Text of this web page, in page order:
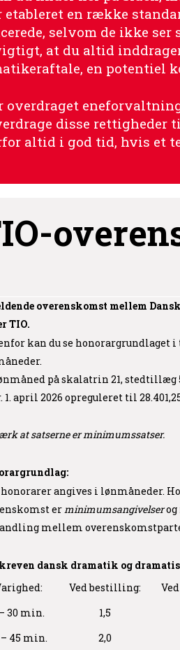
en række
selvom de ikke ser
at du altid
en potentiel
disse rettigheder
altid i god tid, hvis et
overenskomst mellem
TIO.
kan du se honorargrundlaget
på skalatrin 21, stedtillæg
1. april 2026 opreguleret til
at satserne er minimumssatser.
angives i lønmåneder.
erminimumsangivelserog
mellem
dansk dramatik og
Ved bestilling:
30 min.
1,5
– 45 min.
2,0